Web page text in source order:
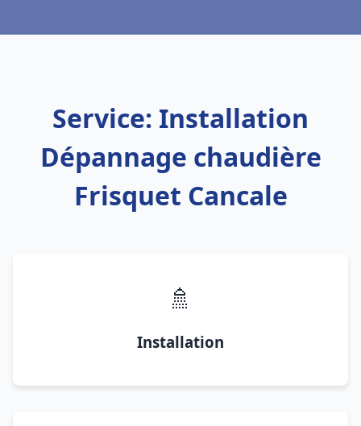
Service: Installation
Dépannage chaudière
Frisquet Cancale
🚿
Installation